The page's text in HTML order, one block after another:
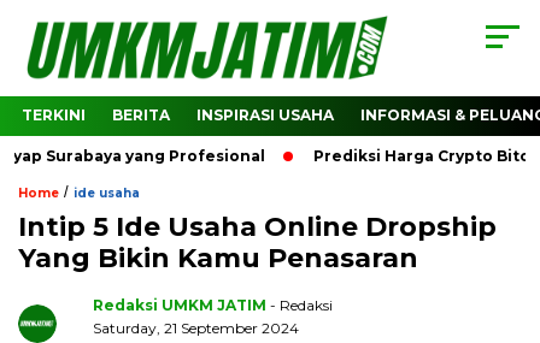
TERKINI BERITA INSPIRASI USAHA INFORMASI &
yang Profesional Prediksi Harga Crypto Bitcoin:
Home / ide usaha
Intip 5 Ide Usaha Online Dropship
Yang Bikin Kamu Penasaran
Redaksi UMKM JATIM - Redaksi
Saturday, 21 September 2024